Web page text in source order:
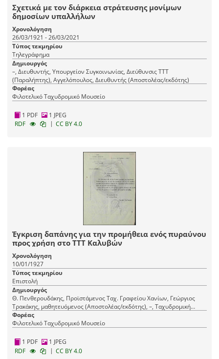
Σχετικά με τον διάρκεια στράτευσης μονίμων
δημοσίων υπαλλήλων
Χρονολόγηση
26/03/1921 - 26/03/2021
Τύπος τεκμηρίου
Τηλεγράφημα
Δημιουργός
–, Διευθυντής, Υπουργείον Συγκοινωνίας, Διεύθυνσις ΤΤΤ
(Παραλήπτης), Αγγελόπουλος, Διευθυντής (Αποστολέας/εκδότης)
Φορέας
Φιλοτελικό Ταχυδρομικό Μουσείο
1 PDF
1 JPEG
RDF
| CC BY 4.0
Έγκριση δαπάνης για την προμήθεια ενός πυραύνου
προς χρήση στο ΤΤΤ Καλυβών
Χρονολόγηση
10/01/1927
Τύπος τεκμηρίου
Επιστολή
Δημιουργός
Θ. Πενθερουδάκης, Προϊστάμενος Ταχ. Γραφείου Χανίων, Γεώργιος
Τρακάκης, μαθητευόμενος (Αποστολέας/εκδότης), –, Ταχυδρομική
Τηλεγραφική και Τηλεφωνική Διεύθυνσις Κρήτης (Παραλήπτης)
Φορέας
Φιλοτελικό Ταχυδρομικό Μουσείο
1 PDF
1 JPEG
RDF
| CC BY 4.0